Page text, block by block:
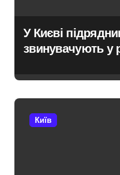
У Києві
звинувачують у
під час ремонту
«Вербне»
Київ